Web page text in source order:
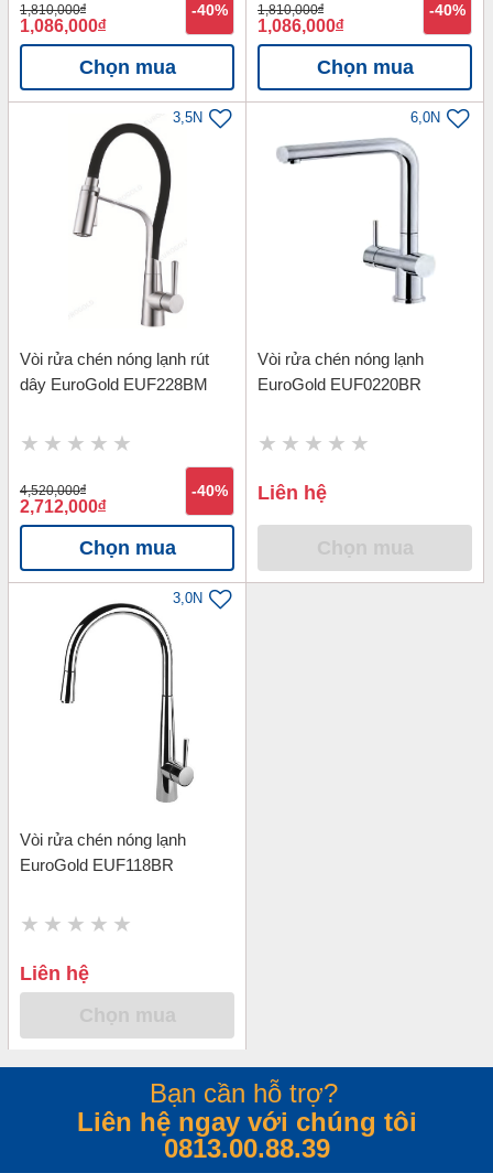
1,810,000đ
1,086,000đ
-40%
Chọn mua
1,810,000đ
1,086,000đ
-40%
Chọn mua
3,5N
Vòi rửa chén nóng lạnh rút
dây EuroGold EUF228BM
4,520,000đ
2,712,000đ
-40%
Chọn mua
6,0N
Vòi rửa chén nóng lạnh
EuroGold EUF0220BR
Liên hệ
3,0N
Vòi rửa chén nóng lạnh
EuroGold EUF118BR
Liên hệ
Bạn cần hỗ trợ?
Liên hệ ngay với chúng tôi
0813.00.88.39